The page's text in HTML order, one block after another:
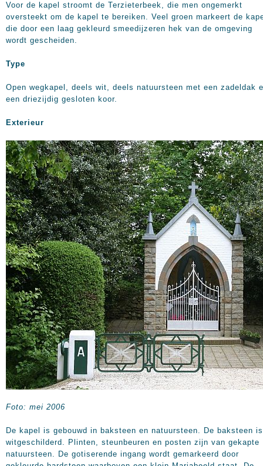
Voor de kapel stroomt de Terzieterbeek, die men ongemerkt
oversteekt om de kapel te bereiken. Veel groen markeert de
die door een laag gekleurd smeedijzeren hek van de omgeving
wordt gescheiden.
Type
Open wegkapel, deels wit, deels natuursteen met een zadeldak
een driezijdig gesloten koor.
Exterieur
Foto: mei 2006
De kapel is gebouwd in baksteen en natuursteen. De baksteen is
witgeschilderd. Plinten, steunbeuren en posten zijn van gekapte
natuursteen. De gotiserende ingang wordt gemarkeerd door